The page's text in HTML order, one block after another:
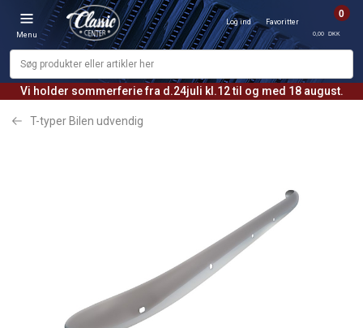
Vi holder sommerferie fra d.24juli kl.12 til og med 18 august.
Menu
Log ind Favoritter
0
0,00 DKK
T-typer Bilen udvendig